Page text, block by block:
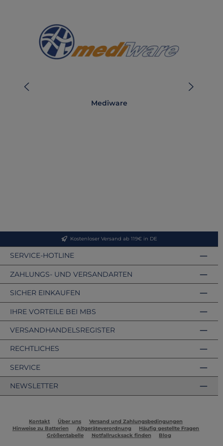
Mediware
Kostenloser Versand ab 119€ in DE
SERVICE-HOTLINE
ZAHLUNGS- UND VERSANDARTEN
VERSANDHANDELSREGISTER
SICHER EINKAUFEN
IHRE VORTEILE BEI MBS
RECHTLICHES
SERVICE
NEWSLETTER
Kontakt Über uns
Versand und Zahlungsbedingungen
Hinweise zu Batterien
Altgeräteverordnung
Häufig gestellte Fragen
Größentabelle
Notfallrucksack finden Blog